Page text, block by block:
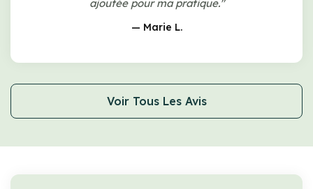
ajoutée pour ma pratique."
— Marie L.
Voir Tous Les Avis